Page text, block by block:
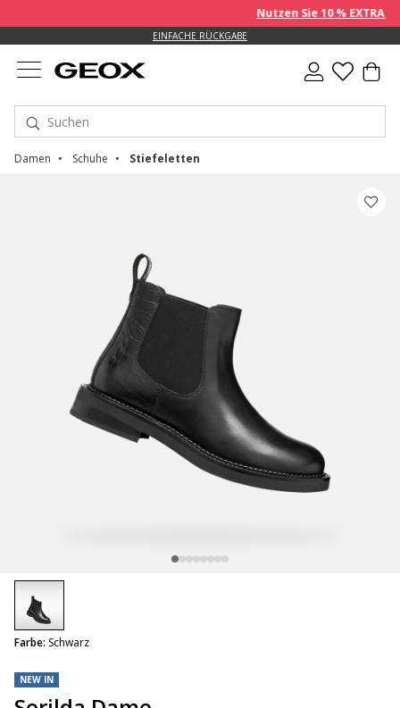
Nutzen Sie 10 % EXTRA
EINFACHE RÜCKGABE
Damen Schuhe Stiefeletten
NEW IN
Farbe: Schwarz
selected